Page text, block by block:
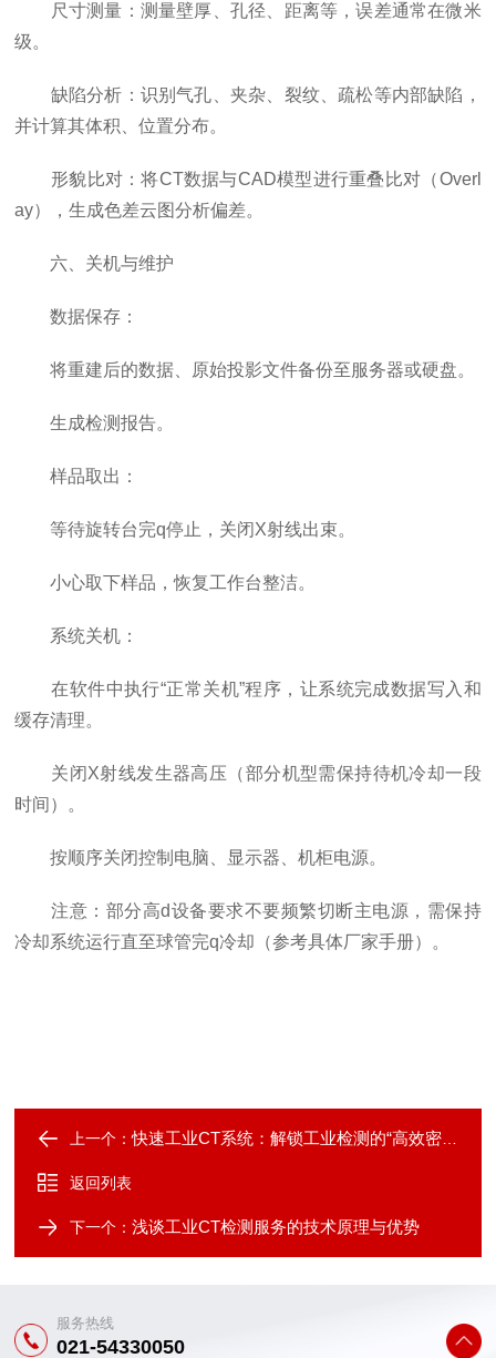
尺寸测量：测量壁厚、孔径、距离等，误差通常在微米
级。
缺陷分析：识别气孔、夹杂、裂纹、疏松等内部缺陷，
并计算其体积、位置分布。
形貌比对：将CT数据与CAD模型进行重叠比对（Overl
ay），生成色差云图分析偏差。
六、关机与维护
数据保存：
将重建后的数据、原始投影文件备份至服务器或硬盘。
生成检测报告。
样品取出：
等待旋转台完q停止，关闭X射线出束。
小心取下样品，恢复工作台整洁。
系统关机：
在软件中执行“正常关机”程序，让系统完成数据写入和
缓存清理。
关闭X射线发生器高压（部分机型需保持待机冷却一段
时间）。
按顺序关闭控制电脑、显示器、机柜电源。
注意：部分高d设备要求不要频繁切断主电源，需保持
冷却系统运行直至球管完q冷却（参考具体厂家手册）。
上一个：快速工业CT系统：解锁工业检测的“高效密码”，核心功能全解析
返回列表
下一个：浅谈工业CT检测服务的技术原理与优势
服务热线
021-54330050